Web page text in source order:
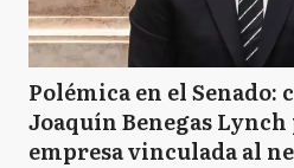
Polémica en el Senado:
Joaquín Benegas
empresa vinculada al